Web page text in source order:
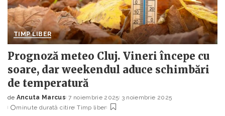
TIMP LIBER
Prognoză meteo Cluj. Vineri începe cu
soare, dar weekendul aduce schimbări
de temperatură
Posted
by
de Ancuta Marcus 7 noiembrie 2025 3 noiembrie 2025
minute durată citire Timp liber